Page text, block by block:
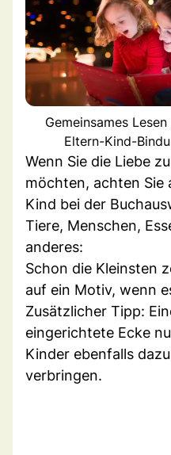
Gemeinsames
Eltern-Kind-
Wenn Sie die Liebe
möchten, achten Sie
Kind bei der
Tiere, Menschen,
anderes:
Schon die Kleinsten
auf ein Motiv, wenn
Zusätzlicher Tipp:
eingerichtete Ecke
Kinder ebenfalls
verbringen.